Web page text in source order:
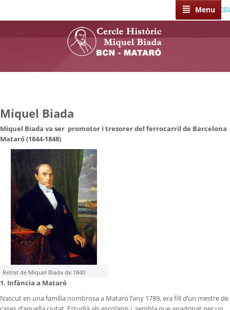
Menu
Select
Miquel Biada
Miquel Biada va ser promotor i tresorer del ferrocarril de Barcelona
Mataró (1844-1848)
Retrat de Miquel Biada de 1840
1. Infància a Mataró
Nascut en una família nombrosa a Mataró l’any 1789, era fill d’un mestre de